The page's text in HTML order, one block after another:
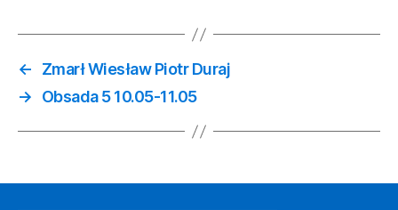
←
Zmarł Wiesław Piotr Duraj
→
Obsada 5 10.05-11.05